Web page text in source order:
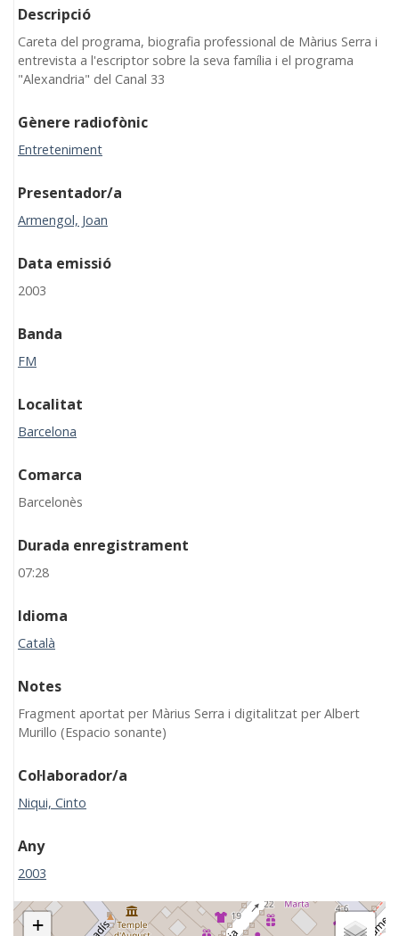
Descripció
Careta del programa, biografia professional de Màrius Serra i
entrevista a l'escriptor sobre la seva família i el programa
"Alexandria" del Canal 33
Gènere radiofònic
Entreteniment
Presentador/a
Armengol, Joan
Data emissió
2003
Banda
FM
Localitat
Barcelona
Comarca
Barcelonès
Durada enregistrament
07:28
Idioma
Català
Notes
Fragment aportat per Màrius Serra i digitalitzat per Albert
Murillo (Espacio sonante)
Col·laborador/a
Niqui, Cinto
Any
2003
+